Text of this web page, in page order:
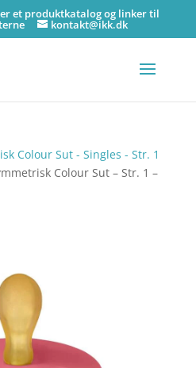
er et produktkatalog og linker til
kontakt@ikk.dk
Colour Sut - Singles - Str. 1
Colour Sut – Str. 1 –